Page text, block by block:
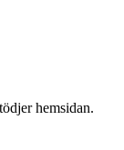
hemsidan.